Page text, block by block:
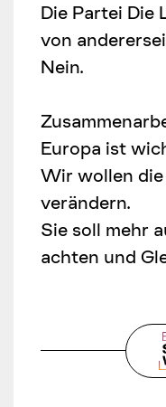
Die Partei Die
von
Nein.
Europa ist
Wir wollen
verändern.
Sie soll mehr
achten und